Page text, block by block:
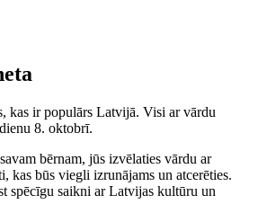
kas ir populārs Latvijā. Visi ar vārdu
8. oktobrī.
savam bērnam, jūs izvēlaties vārdu ar
kas būs viegli izrunājams un atcerēties.
spēcīgu saikni ar Latvijas kultūru un